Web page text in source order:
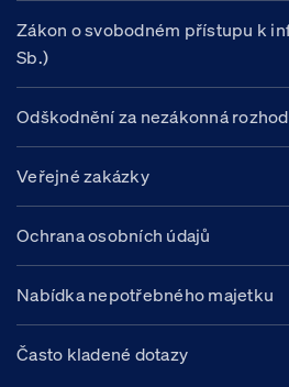
Zákon o svobodném přístupu k
Sb.)
Odškodnění za nezákonná
Veřejné zakázky
Ochrana osobních údajů
Nabídka nepotřebného majetku
Často kladené dotazy